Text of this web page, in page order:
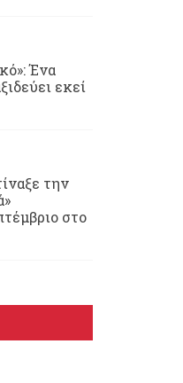
Ένα
εκεί
την
στο